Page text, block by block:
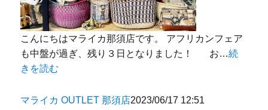
こんにちはマライカ那須店です。 アフリカンフェア
も中盤が過ぎ、残り３日となりました！ お…続
きを読む
マライカ OUTLET 那須店2023/06/17 12:51